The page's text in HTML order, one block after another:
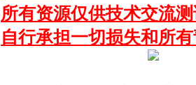
所有资源仅供技术交流
自行承担一切损失和所